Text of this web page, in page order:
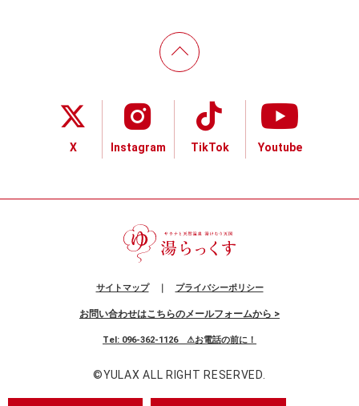
X Instagram TikTok Youtube
サイトマップ｜ プライバシーポリシー
お問い合わせはこちらのメールフォームから >
Tel: 096-362-1126 ⚠お電話の前に！
©YULAX ALL RIGHT RESERVED.